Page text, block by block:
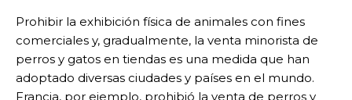
Prohibir la exhibición física de animales con fines
comerciales y, gradualmente, la venta minorista de
perros y gatos en tiendas es una medida que han
adoptado diversas ciudades y países en el mundo.
Francia, por ejemplo, prohibió la venta de perros y